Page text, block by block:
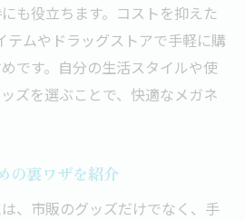
も役立ちます。コストを抑えた
テムやドラッグストアで手軽に購
です。自分の生活スタイルや使
ズを選ぶことで、快適なメガネ
の裏ワザを紹介
、市販のグッズだけでなく、手